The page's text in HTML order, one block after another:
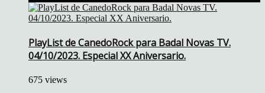
PlayList de CanedoRock para Badal Novas TV.
04/10/2023. Especial XX Aniversario.
675 views